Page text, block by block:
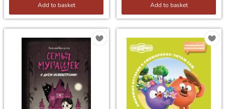
Add to basket Add to basket